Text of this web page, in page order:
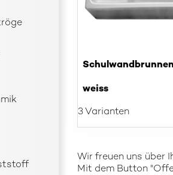
weiss
3 Varianten
Wir freuen uns über
Mit dem Button